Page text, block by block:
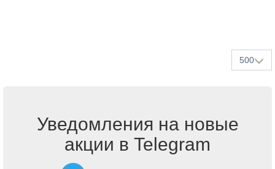
500
Уведомления на новые
акции в Telegram